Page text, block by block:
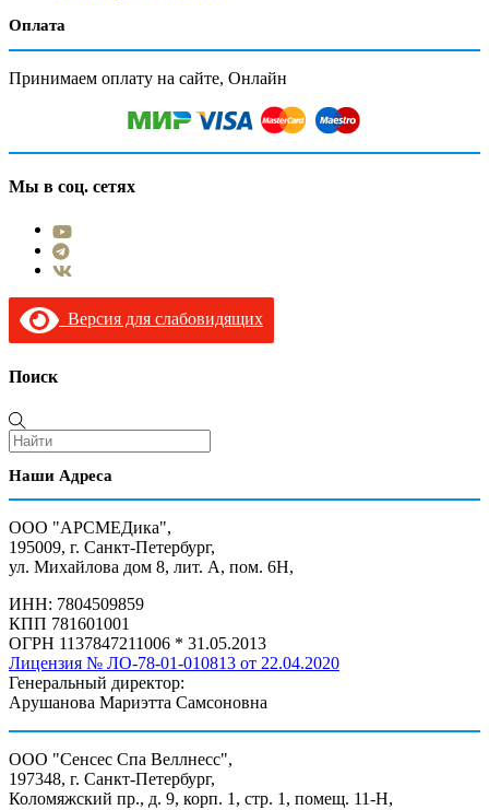
Оплата
Принимаем оплату на сайте, Онлайн
Мы в соц. сетях
Версия для слабовидящих
Поиск
Наши Адреса
ООО "АРСМЕДика",
195009, г. Санкт-Петербург,
ул. Михайлова дом 8, лит. А, пом. 6Н,
ИНН: 7804509859
КПП 781601001
ОГРН 1137847211006 * 31.05.2013
Лицензия № ЛО-78-01-010813 от 22.04.2020
Генеральный директор:
Арушанова Мариэтта Самсоновна
ООО "Сенсес Спа Веллнесс",
197348, г. Санкт-Петербург,
Коломяжский пр., д. 9, корп. 1, стр. 1, помещ. 11-Н,